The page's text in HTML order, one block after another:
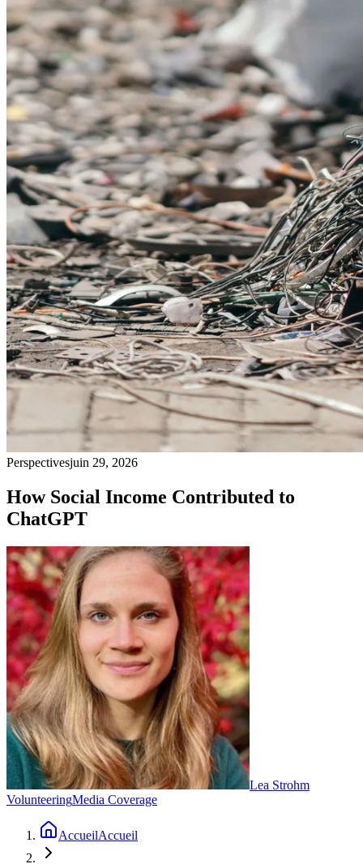
Perspectivesjuin 29, 2026
How Social Income Contributed to
ChatGPT
Lea Strohm
VolunteeringMedia Coverage
AccueilAccueil